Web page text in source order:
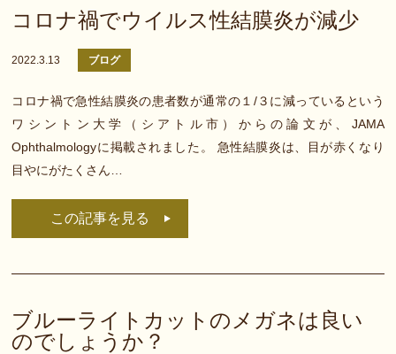
コロナ禍でウイルス性結膜炎が減少
2022.3.13 ブログ
コロナ禍で急性結膜炎の患者数が通常の１/３に減っているという
ワシントン大学（シアトル市）からの論文が、JAMA
Ophthalmologyに掲載されました。 急性結膜炎は、目が赤くなり
目やにがたくさん…
この記事を見る
ブルーライトカットのメガネは良い
のでしょうか？